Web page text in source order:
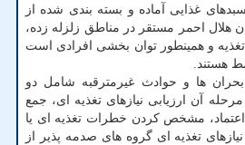
غذایی آماده و بسته بندی شده از
هلال احمر مستقر در مناطق زلزله زده،
و همینطور توان بخشی افرادی است
هستند.
ها و حوادث غیرمترقبه شامل دو
آن ارزیابی نیازهای تغذیه ای، جمع
اعتماد، مشخص کردن خطرات تغذیه ای یا
تغذیه ای گروه های صدمه پذیر از